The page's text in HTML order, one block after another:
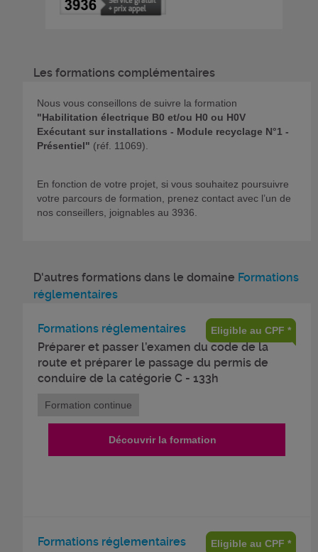
Les formations complémentaires
Nous vous conseillons de suivre la formation
"Habilitation électrique B0 et/ou H0 ou H0V
Exécutant sur installations - Module recyclage N°1 -
Présentiel" (réf. 11069).
En fonction de votre projet, si vous souhaitez poursuivre
votre parcours de formation, prenez contact avec l’un de
nos conseillers, joignables au 3936.
D'autres formations dans le domaine Formations
réglementaires
Formations réglementaires
Préparer et passer l’examen du code de la
route et préparer le passage du permis de
conduire de la catégorie C - 133h
Eligible au CPF *
Formation continue
Découvrir la formation
Formations réglementaires
Eligible au CPF *